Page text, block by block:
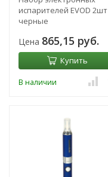
испарителей EVOD 2шт
черные
Цена 865,15 руб.
Купить
В наличии